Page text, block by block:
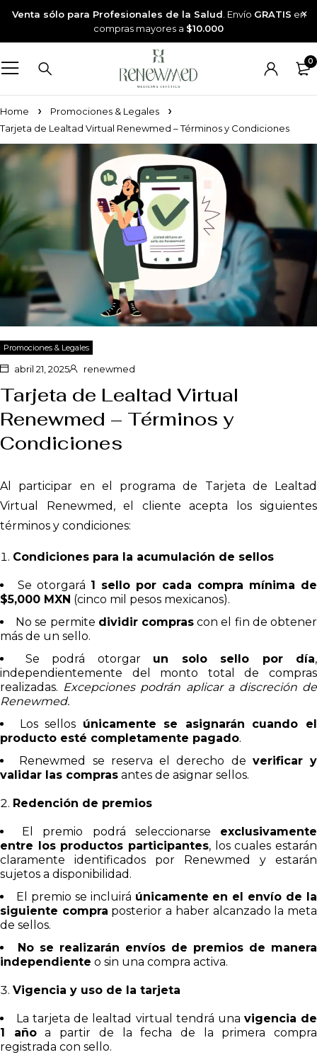
Venta sólo para Profesionales de la Salud . Envío GRATIS en
compras mayores a $10.000
0
Home
Promociones & Legales
Tarjeta de Lealtad Virtual Renewmed – Términos y Condiciones
Promociones & Legales
abril 21, 2025 renewmed
Tarjeta de Lealtad Virtual
Renewmed – Términos y
Condiciones
Al participar en el programa de Tarjeta de Lealtad
Virtual Renewmed, el cliente acepta los siguientes
términos y condiciones:
Condiciones para la acumulación de sellos
Se otorgará 1 sello por cada compra mínima de
$5,000 MXN (cinco mil pesos mexicanos).
No se permite dividir compras con el fin de obtener
más de un sello.
Se podrá otorgar un solo sello por día,
independientemente del monto total de compras
realizadas. Excepciones podrán aplicar a discreción de
Renewmed.
Los sellos únicamente se asignarán cuando el
producto esté completamente pagado.
Renewmed se reserva el derecho de verificar y
validar las compras antes de asignar sellos.
Redención de premios
El premio podrá seleccionarse exclusivamente
entre los productos participantes, los cuales estarán
claramente identificados por Renewmed y estarán
sujetos a disponibilidad.
El premio se incluirá únicamente en el envío de la
siguiente compra posterior a haber alcanzado la meta
de sellos.
No se realizarán envíos de premios de manera
independiente o sin una compra activa.
Vigencia y uso de la tarjeta
La tarjeta de lealtad virtual tendrá una vigencia de
1 añoa partir de la fecha de la primera compra
registrada con sello.